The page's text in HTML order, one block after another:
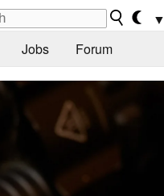
▼
Jobs Forum